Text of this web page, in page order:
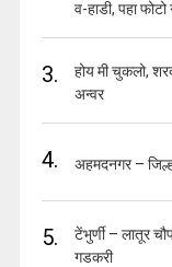
व-हाडी, पहा फोटो
3.
होय मी चुकलो,
अन्वर
4. अहमदनगर –
5.
टेंभुर्णी – लातूर
गडकरी